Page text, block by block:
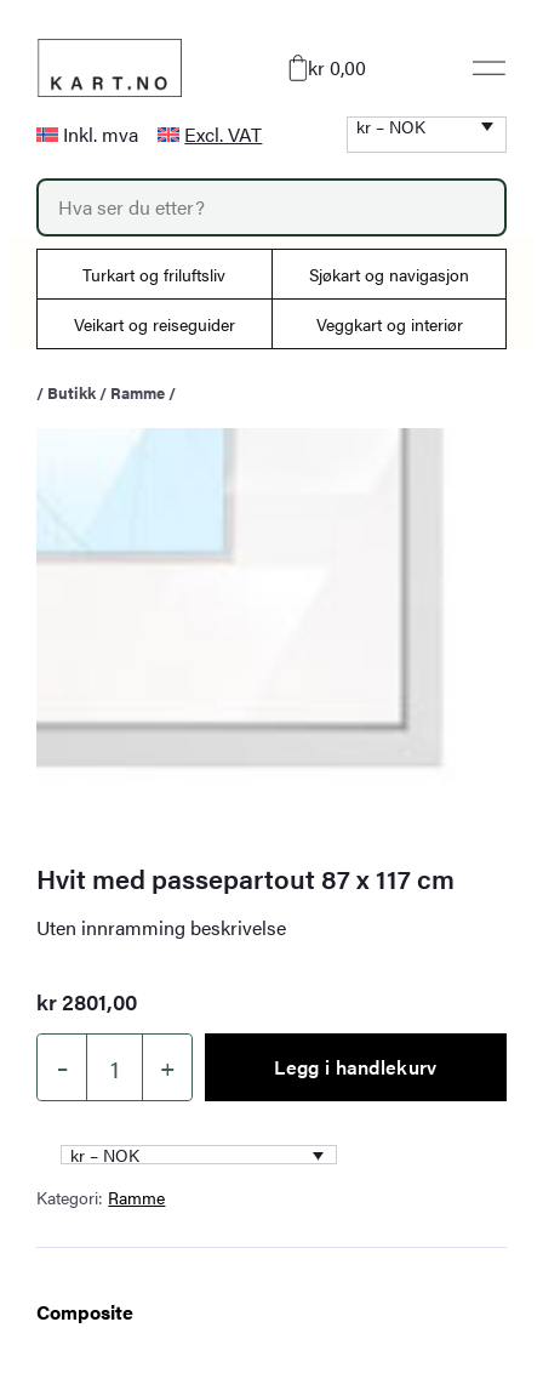
innhold
kr 0,00
Inkl. mva Excl. VAT kr – NOK
P
o
d
t
r
Turkart og friluftsliv Sjøkart og navigasjon
Veikart og reiseguider Veggkart og interiør
/ Butikk / Ramme /
Hvit med passepartout 87 x 117 cm
Uten innramming beskrivelse
kr2801,00
–
passepartout
x
+ Legg i handlekurv
kr – NOK
Kategori: Ramme
Composite